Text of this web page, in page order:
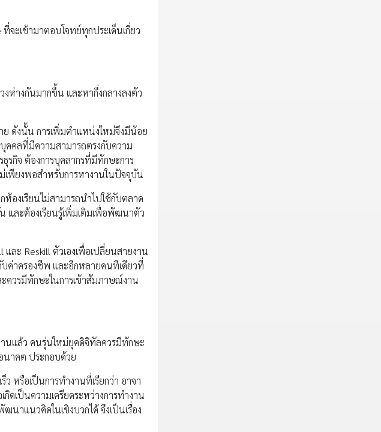
จะเข้ามาตอบโจทย์ทุกประเด็นเกี่ยว
ห่างกันมากขึ้น และหากึ่งกลางลงตัว
ย ดังนั้น การเพิ่มตำแหน่งใหม่จึงมีน้อย
คคลที่มีความสามารถตรงกับความ
รกิจ ต้องการบุคลากรที่มีทักษะการ
เพียงพอสำหรับการหางานในปัจจุบัน
ห้องเรียนไม่สามารถนำไปใช้กับตลาด
และต้องเรียนรู้เพิ่มเติมเพื่อพัฒนาตัว
ละ Reskill ตัวเองเพื่อเปลี่ยนสายงาน
ค่าครองชีพ และอีกหลายคนทีเดียวที่
ะควรมีทักษะในการเข้าสัมภาษณ์งาน
นแล้ว คนรุ่นใหม่ยุคดิจิทัลควรมีทักษะ
นาคต ประกอบด้วย
หรือเป็นการทำงานที่เรียกว่า อาจา
เป็นความเครียดระหว่างการทำงาน
าแนวคิดในเชิงบวกได้ จึงเป็นเรื่อง